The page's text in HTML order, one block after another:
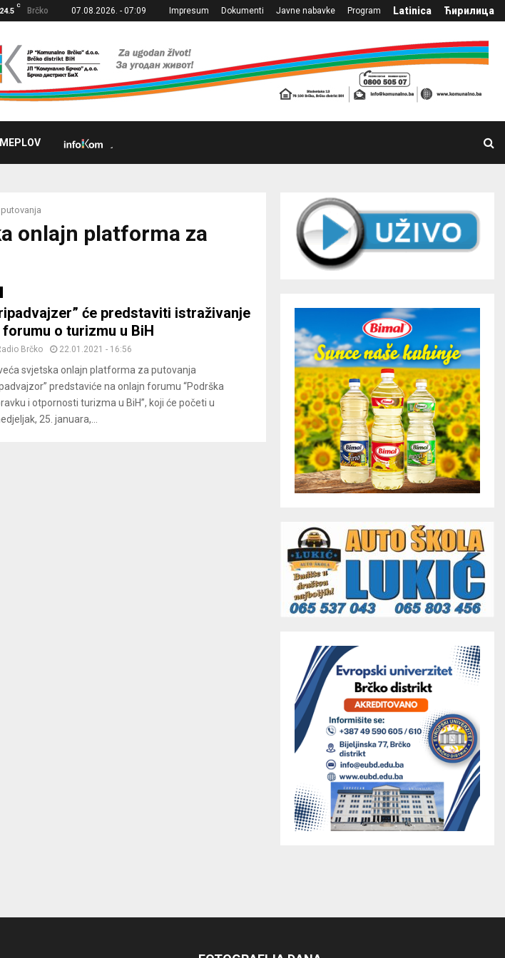
24.5
C
Brčko 07.08.2026. - 07:09 Impresum Dokumenti Javne nabavke Program Latinica Ћирилица
onlajn platforma za
će predstaviti istraživanje
forumu o turizmu u BiH
Brčko 22.01.2021 - 16:56
svjetska onlajn platforma za putovanja
predstaviće na onlajn forumu “Podrška
i otpornosti turizma u BiH”, koji će početi u
25. januara,...